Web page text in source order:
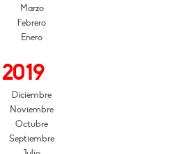
Marzo
Febrero
Enero
2019
Diciembre
Noviembre
Octubre
Septiembre